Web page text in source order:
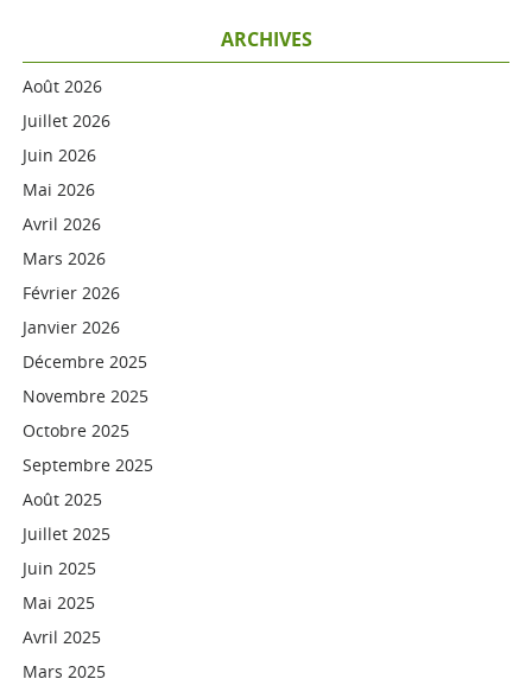
ARCHIVES
Août 2026
Juillet 2026
Juin 2026
Mai 2026
Avril 2026
Mars 2026
Février 2026
Janvier 2026
Décembre 2025
Novembre 2025
Octobre 2025
Septembre 2025
Août 2025
Juillet 2025
Juin 2025
Mai 2025
Avril 2025
Mars 2025